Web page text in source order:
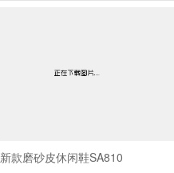
新款磨砂皮休闲鞋SA810